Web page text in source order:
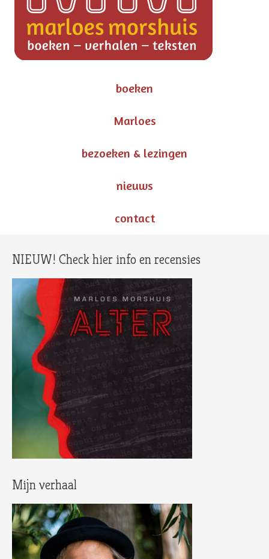
boeken
Marloes
bezoeken & lezingen
nieuws
contact
NIEUW! Check hier info en recensies
Mijn verhaal